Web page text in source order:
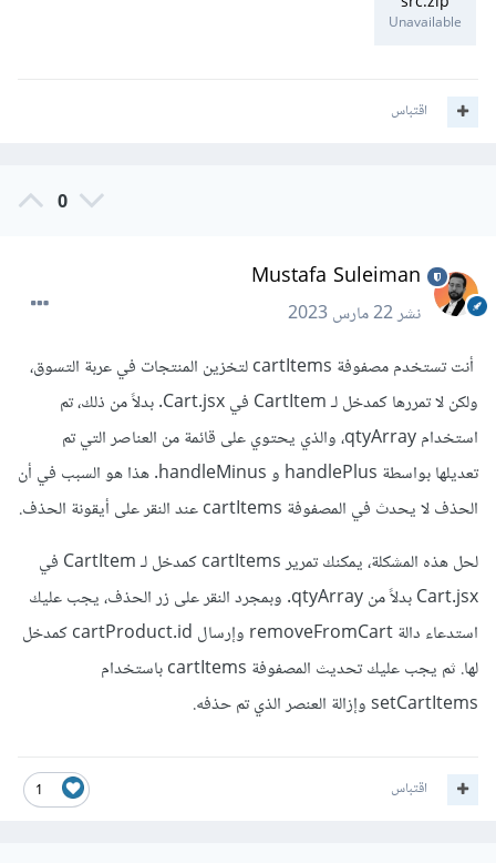
Unavailable
اقتباس
0
Mustafa Suleiman
نشر22 مارس 2023
أنت تستخدم مصفوفة cartItems لتخزين المنتجات في عربة التسوق،
ولكن لا تمررها كمدخل لـ CartItem في Cart.jsx. بدلاً من ذلك، تم
استخدام qtyArray، والذي يحتوي على قائمة من العناصر التي تم
تعديلها بواسطة handlePlus و handleMinus. هذا هو السبب في أن
الحذف لا يحدث في المصفوفة cartItems عند النقر على أيقونة الحذف.
لحل هذه المشكلة، يمكنك تمرير cartItems كمدخل لـ CartItem في
Cart.jsx بدلاً من qtyArray. وبمجرد النقر على زر الحذف، يجب عليك
استدعاء دالة removeFromCart وإرسال cartProduct.id كمدخل
لها. ثم يجب عليك تحديث المصفوفة cartItems باستخدام
setCartItems وإزالة العنصر الذي تم حذفه.
1 اقتباس